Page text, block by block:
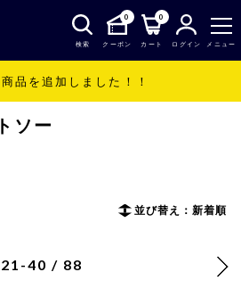
検索
0
クーポン
0
カート ログイン メニュー
品を追加しました！！
ソー
並び替え：新着順
21-40 / 88